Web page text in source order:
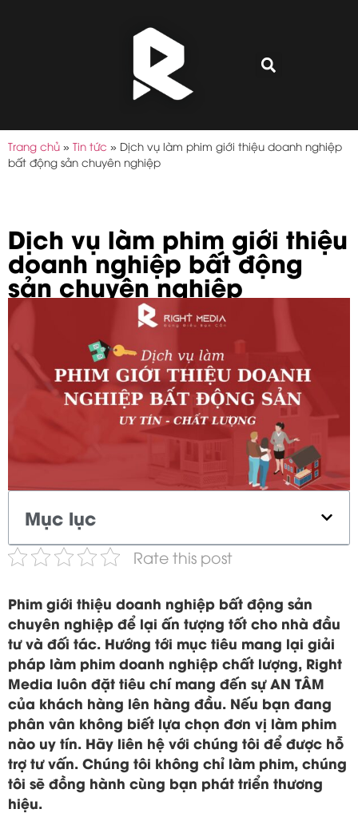
Trang chủ » Tin tức » Dịch vụ làm phim giới thiệu doanh nghiệp
bất động sản chuyên nghiệp
Dịch vụ làm phim giới thiệu
doanh nghiệp bất động
sản chuyên nghiệp
Mục lục
Rate this post
Phim giới thiệu doanh nghiệp bất động sản
chuyên nghiệp để lại ấn tượng tốt cho nhà đầu
tư và đối tác. Hướng tới mục tiêu mang lại giải
pháp làm phim doanh nghiệp chất lượng, Right
Media luôn đặt tiêu chí mang đến sự AN TÂM
của khách hàng lên hàng đầu. Nếu bạn đang
phân vân không biết lựa chọn đơn vị làm phim
nào uy tín. Hãy liên hệ với chúng tôi để được hỗ
trợ tư vấn. Chúng tôi không chỉ làm phim, chúng
tôi sẽ đồng hành cùng bạn phát triển thương
hiệu.